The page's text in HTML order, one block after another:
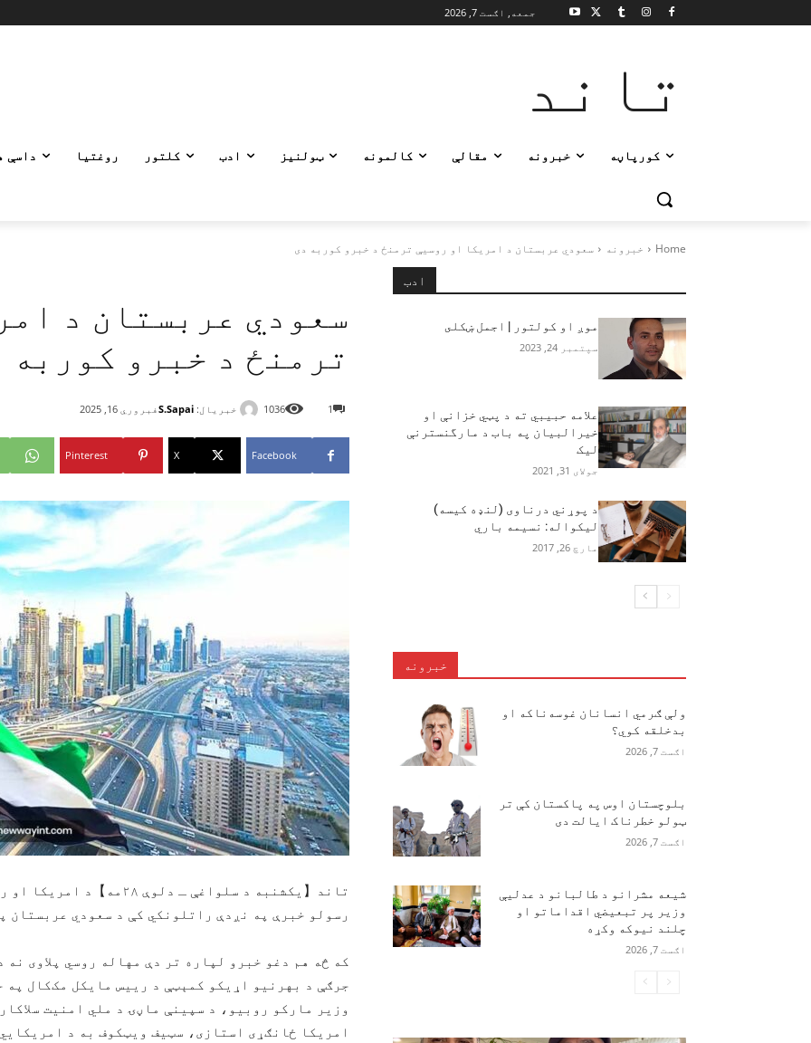
جمعه, اګست 7, 2026
تاند
کورپاڼه خبرونه مقالې کالمونه ټولنیز ادب کلتور روغتیا داسې
Home خبرونه سعودي عربستان د امریکا او روسیې ترمنځ د خبرو کوربه دی
سعودي عربستان د
ترمنځ د خبرو کوربه
خبریال: S.Sapaiفبروري 16, 2025 1
1036
Facebook
X
Pinterest
تاند【یکشنبه د سلواغې ـ
رسولو خبرې په نږدې راتلونکي کې د سعودي عربستان
که څه هم دغو خبرو لپاره تر دې مهاله روسي پلاوی
جرګې د بهرنیو اړیکو کمېټې د رییس مایکل مک‌کال
وزیر مارکو روبیو، د سپینې ماڼۍ د ملي امنیت
امریکا ځانګړی استازی، سټیف ویټکوف به د
ادب
موږ او کولتور | اجمل ښکلى
سپتمبر 24, 2023
علامه حبیبي ته د پټي خزانې او
خیرالبیان په باب د مارگنسترنې
لیک
جولای 31, 2021
د پوړني درناوی (لنډه کيسه)
ليکواله: نسيمه باري
مارچ 26, 2017
خبرونه
ولې ګرمي انسانان غوسه‌ناکه او
بدخلقه کوي؟
اګست 7, 2026
بلوچستان اوس په پاکستان کې تر
ټولو خطرناک ایالت دی
اګست 7, 2026
شیعه مشرانو د طالبانو د عدلیې
وزیر پر تبعیضي اقداماتو او
چلند نیوکه وکړه
اګست 7, 2026